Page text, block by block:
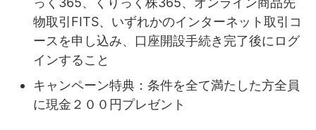
物取引FITS、いずれかのインターネット取引コ
ースを申し込み、口座開設手続き完了後にログ
インすること
キャンペーン特典：条件を全て満たした方全員
に現金２００円プレゼント